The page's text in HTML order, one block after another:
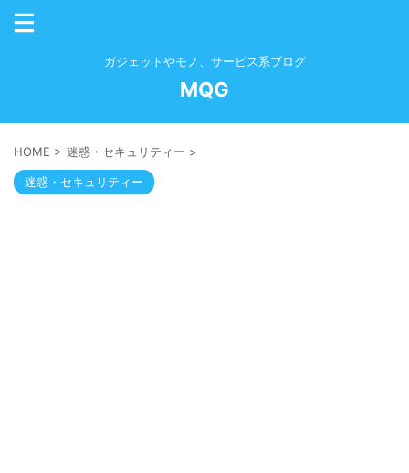
ガジェットやモノ、サービス系ブログ
MQG
HOME > 迷惑・セキュリティー >
迷惑・セキュリティー